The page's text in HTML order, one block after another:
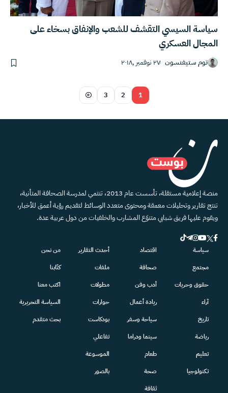
سياسة السيسي التقشف للشعب والإنفاق بسخاء على
المجال العسكري
توم ستيفنسون ٢٧ نوفمبر ,٢٠١٨
1
2
3
منصة إعلامية مستقلة، تأسست عام 2013، تنتمي لمدرسة الصحافة المتأنية،
تنتج تقارير وتحليلات معمقة ومحتوى متعدد الوسائط لتقديم رؤية أعمق للأخبار،
ويقوم عليها فريق شبابي متنوّع المشارب والخلفيات من دول عربية عدة.
سياسة
مجتمع
حقوق وحريات
آراء
تاريخ
رياضة
تعليم
تكنولوجيا
اقتصاد
صحافة
أدب وفن
ريادة أعمال
سياحة وسفر
سينما ودراما
طعام
صحة
ثقافة
أحدث التقارير
ملفات
مطولات
حوارات
بودكاست
تفاعلي
الموسوعة
بالصور
من نحن
كتّابنا
اكتب معنا
السياسة التحريرية
بحث متقدم